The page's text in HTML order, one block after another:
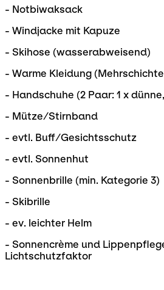
- Notbiwaksack
- Windjacke mit Kapuze
- Skihose (wasserabweisend)
- Warme Kleidung
- Handschuhe (2 Paar: 1 x
- Mütze/Stirnband
- evtl. Buff/Gesichtsschutz
- evtl. Sonnenhut
- Sonnenbrille (min. Kategorie 3)
- Skibrille
- ev. leichter Helm
- Sonnencrème und
Lichtschutzfaktor